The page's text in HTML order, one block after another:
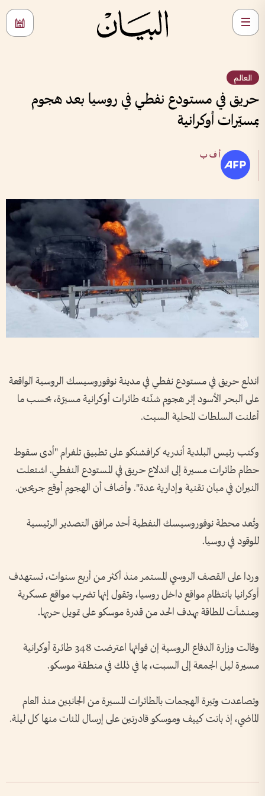
العالم
حريق في مستودع نفطي في روسيا بعد هجوم
بمسيّرات أوكرانية
أ ف ب
اندلع حريق في مستودع نفطي في مدينة نوفوروسيسك الروسية الواقعة
على البحر الأسود إثر هجوم شنّته طائرات أوكرانية مسيرّة، بحسب ما
أعلنت السلطات المحلية السبت.
وكتب رئيس البلدية أندريه كرافشنكو على تطبيق تلغرام "أدى سقوط
حطام طائرات مسيرة إلى اندلاع حريق في المستودع النفطي. اشتعلت
النيران في مبان تقنية وإدارية عدة". وأضاف أن الهجوم أوقع جريحين.
وتُعد محطة نوفوروسيسك النفطية أحد مرافق التصدير الرئيسية
للوقود في روسيا.
وردا على القصف الروسي المستمر منذ أكثر من أربع سنوات، تستهدف
أوكرانيا بانتظام مواقع داخل روسيا، وتقول إنها تضرب مواقع عسكرية
ومنشآت للطاقة بهدف الحد من قدرة موسكو على تمويل حربها.
وقالت وزارة الدفاع الروسية إن قواتها اعترضت 348 طائرة أوكرانية
مسيرة ليل الجمعة إلى السبت، بما في ذلك في منطقة موسكو.
وتصاعدت وتيرة الهجمات بالطائرات المسيرة من الجانبين منذ العام
الماضي، إذ باتت كييف وموسكو قادرتين على إرسال المئات منها كل ليلة.